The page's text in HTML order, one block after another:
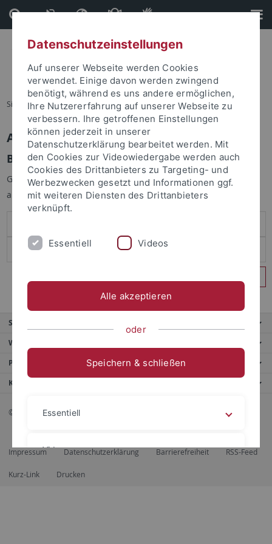
Direkt
zum
Inhalt
Direkt
zur
Fußleiste
Sie sind hier: Startseite
Anmelden
Benutzeranmeldung
Geben Sie Ihren Benutzernamen und Ihr Passwort an um sich
anzumelden:
Service
Weitere Angebote
Portale
Kontaktinfo
© 2026 Eberhard Karls Universität Tübingen, Tübingen
Impressum Datenschutzerklärung Barrierefreiheit RSS-Feed
Kurz-Link Drucken
Datenschutzeinstellungen
Auf unserer Webseite werden Cookies
verwendet. Einige davon werden zwingend
benötigt, während es uns andere ermöglichen,
Ihre Nutzererfahrung auf unserer Webseite zu
verbessern. Ihre getroffenen Einstellungen
können jederzeit in unserer
Datenschutzerklärung bearbeitet werden. Mit
den Cookies zur Videowiedergabe werden auch
Cookies des Drittanbieters zu Targeting- und
Werbezwecken gesetzt und Informationen ggf.
mit weiteren Diensten des Drittanbieters
verknüpft.
Essentiell Videos
Alle akzeptieren
oder
Speichern & schließen
Essentiell
Videos